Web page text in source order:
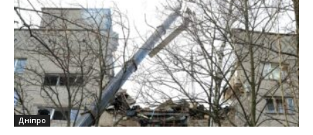
Дніпро